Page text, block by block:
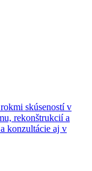
skúseností v
rekonštrukcií a
konzultácie aj v